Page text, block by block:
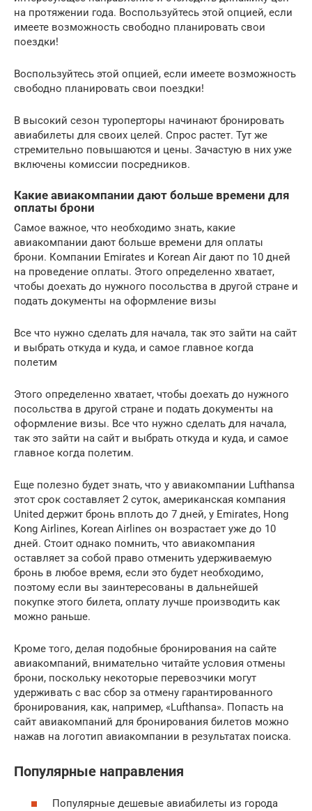
на протяжении года. Воспользуйтесь этой опцией, если
имеете возможность свободно планировать свои
поездки!
Воспользуйтесь этой опцией, если имеете возможность
свободно планировать свои поездки!
В высокий сезон туроперторы начинают бронировать
авиабилеты для своих целей. Спрос растет. Тут же
стремительно повышаются и цены. Зачастую в них уже
включены комиссии посредников.
Какие авиакомпании дают больше времени для
оплаты брони
Самое важное, что необходимо знать, какие
авиакомпании дают больше времени для оплаты
брони. Компании Emirates и Korean Air дают по 10 дней
на проведение оплаты. Этого определенно хватает,
чтобы доехать до нужного посольства в другой стране и
подать документы на оформление визы
Все что нужно сделать для начала, так это зайти на сайт
и выбрать откуда и куда, и самое главное когда
полетим
Этого определенно хватает, чтобы доехать до нужного
посольства в другой стране и подать документы на
оформление визы. Все что нужно сделать для начала,
так это зайти на сайт и выбрать откуда и куда, и самое
главное когда полетим.
Еще полезно будет знать, что у авиакомпании Lufthansa
этот срок составляет 2 суток, американская компания
United держит бронь вплоть до 7 дней, у Emirates, Hong
Kong Airlines, Korean Airlines он возрастает уже до 10
дней. Стоит однако помнить, что авиакомпания
оставляет за собой право отменить удерживаемую
бронь в любое время, если это будет необходимо,
поэтому если вы заинтересованы в дальнейшей
покупке этого билета, оплату лучше производить как
можно раньше.
Кроме того, делая подобные бронирования на сайте
авиакомпаний, внимательно читайте условия отмены
брони, поскольку некоторые перевозчики могут
удерживать с вас сбор за отмену гарантированного
бронирования, как, например, «Lufthansa». Попасть на
сайт авиакомпаний для бронирования билетов можно
нажав на логотип авиакомпании в результатах поиска.
Популярные направления
Популярные дешевые авиабилеты из города